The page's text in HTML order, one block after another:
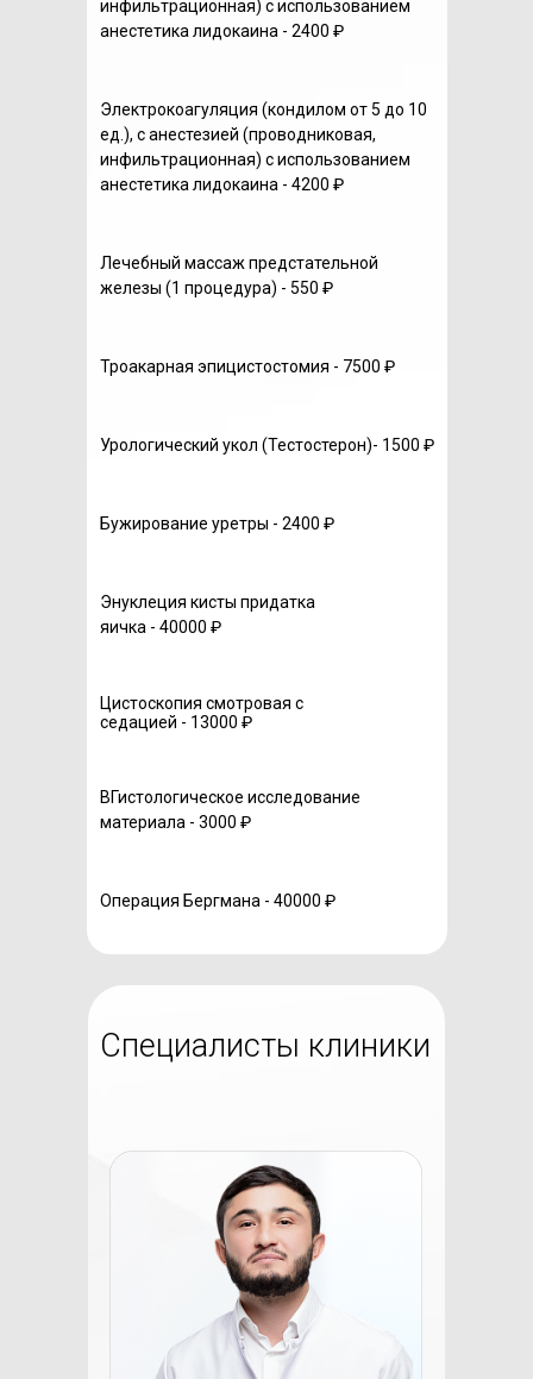
Лечебный массаж предстательной
железы (1 процедура) - 550 ₽
Электрокоагуляция (кондилом от 5 до 10
ед.), с анестезией (проводниковая,
инфильтрационная) с использованием
анестетика лидокаина - 4200 ₽
Операция Бергмана - 40000 ₽
ВГистологическое исследование
материала - 3000 ₽
Цистоскопия смотровая с
седацией - 13000 ₽
Энуклеция кисты придатка
яичка - 40000 ₽
Бужирование уретры - 2400 ₽
Урологический укол (Тестостерон)- 1500 ₽
Троакарная эпицистостомия - 7500 ₽
инфильтрационная) с использованием
анестетика лидокаина - 2400 ₽
Специалисты клиники